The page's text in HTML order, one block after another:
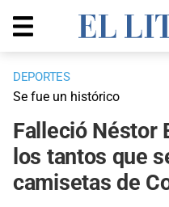
DEPORTES
Se fue un histórico
Falleció Néstor
los tantos que
camisetas de